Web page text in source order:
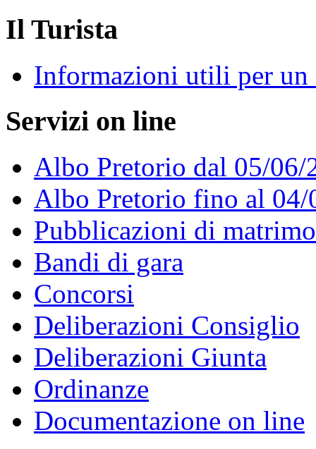
Il Turista
Informazioni utili per un
Servizi on line
Albo Pretorio dal 05/06/
Albo Pretorio fino al 04/
Pubblicazioni di
Bandi di gara
Concorsi
Deliberazioni Consiglio
Deliberazioni Giunta
Ordinanze
Documentazione on line